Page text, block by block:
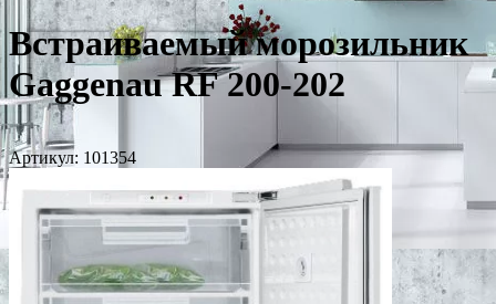
Встраиваемый морозильник
Gaggenau RF 200-202
Артикул: 101354